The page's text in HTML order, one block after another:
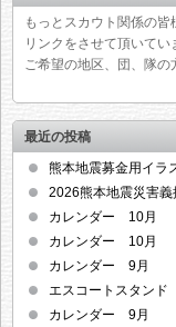
もっとスカウト関係の
リンクをさせて頂いてい
ご希望の地区、団、隊の
最近の投稿
熊本地震募金用イラ
2026熊本地震災害義
カレンダー 10月
カレンダー 10月
カレンダー 9月
エスコートスタンド
カレンダー 9月